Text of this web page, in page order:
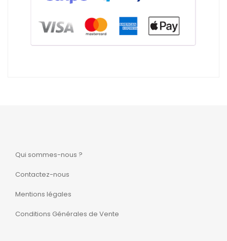
Qui sommes-nous ?
Contactez-nous
Mentions légales
Conditions Générales de Vente